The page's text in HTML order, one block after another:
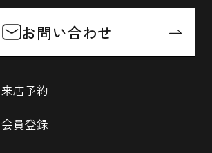
お問い合わせ
来店予約
会員登録